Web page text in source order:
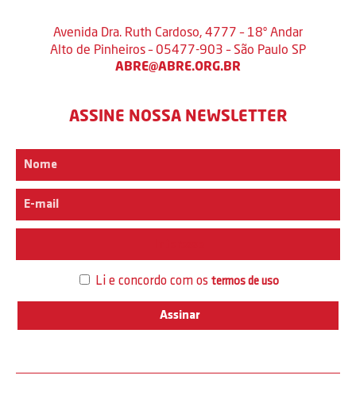
Avenida Dra. Ruth Cardoso, 4777 – 18º Andar
Alto de Pinheiros – 05477-903 – São Paulo SP
ABRE@ABRE.ORG.BR
ASSINE NOSSA NEWSLETTER
Li e concordo com os termos de uso